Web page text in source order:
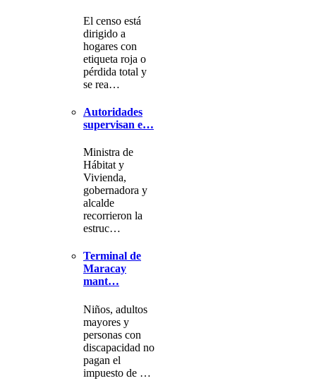
El censo está
dirigido a
hogares con
etiqueta roja o
pérdida total y
se rea…
Autoridades
supervisan e…
Ministra de
Hábitat y
Vivienda,
gobernadora y
alcalde
recorrieron la
estruc…
Terminal de
Maracay
mant…
Niños, adultos
mayores y
personas con
discapacidad no
pagan el
impuesto de …